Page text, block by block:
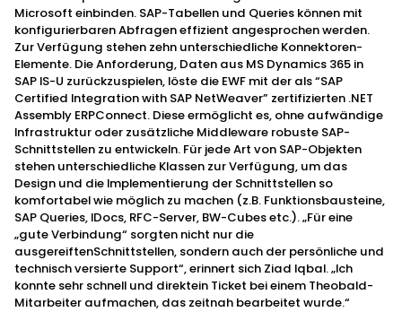
Microsoft einbinden. SAP-Tabellen und Queries können mit
konfigurierbaren Abfragen effizient angesprochen werden.
Zur Verfügung stehen zehn unterschiedliche Konnektoren-
Elemente. Die Anforderung, Daten aus MS Dynamics 365 in
SAP IS-U zurückzuspielen, löste die EWF mit der als “SAP
Certified Integration with SAP NetWeaver” zertifizierten .NET
Assembly ERPConnect. Diese ermöglicht es, ohne aufwändige
Infrastruktur oder zusätzliche Middleware robuste SAP-
Schnittstellen zu entwickeln. Für jede Art von SAP-Objekten
stehen unterschiedliche Klassen zur Verfügung, um das
Design und die Implementierung der Schnittstellen so
komfortabel wie möglich zu machen (z.B. Funktionsbausteine,
SAP Queries, IDocs, RFC-Server, BW-Cubes etc.). „Für eine
„gute Verbindung“ sorgten nicht nur die
ausgereiftenSchnittstellen, sondern auch der persönliche und
technisch versierte Support“, erinnert sich Ziad Iqbal. „Ich
konnte sehr schnell und direktein Ticket bei einem Theobald-
Mitarbeiter aufmachen, das zeitnah bearbeitet wurde.“